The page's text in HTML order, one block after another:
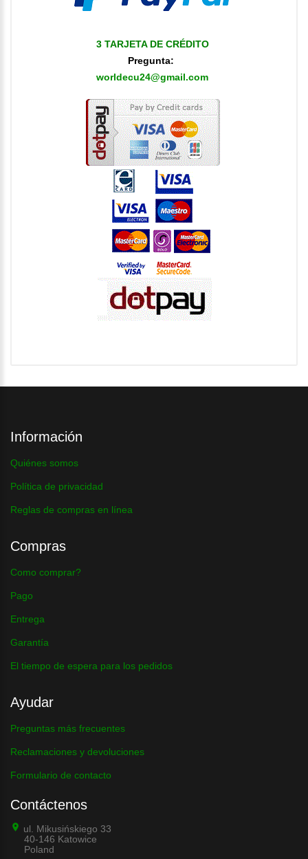
3 TARJETA DE CRÉDITO
Pregunta:
worldecu24@gmail.com
Información
Quiénes somos
Política de privacidad
Reglas de compras en línea
Compras
Como comprar?
Pago
Entrega
Garantía
El tiempo de espera para los pedidos
Ayudar
Preguntas más frecuentes
Reclamaciones y devoluciones
Formulario de contacto
Contáctenos
ul. Mikusińskiego 33
40-146 Katowice
Poland